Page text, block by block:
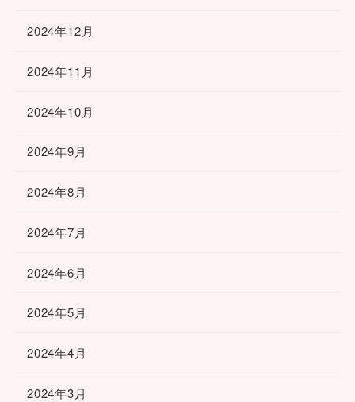
2024年12月
2024年11月
2024年10月
2024年9月
2024年8月
2024年7月
2024年6月
2024年5月
2024年4月
2024年3月